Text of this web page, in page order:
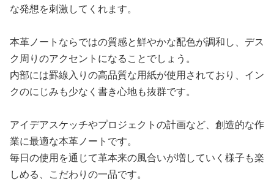
な発想を刺激してくれます。
本革ノートならではの質感と鮮やかな配色が調和し、デス
ク周りのアクセントになることでしょう。
内部には罫線入りの高品質な用紙が使用されており、イン
クのにじみも少なく書き心地も抜群です。
アイデアスケッチやプロジェクトの計画など、創造的な作
業に最適な本革ノートです。
毎日の使用を通じて革本来の風合いが増していく様子も楽
しめる、こだわりの一品です。